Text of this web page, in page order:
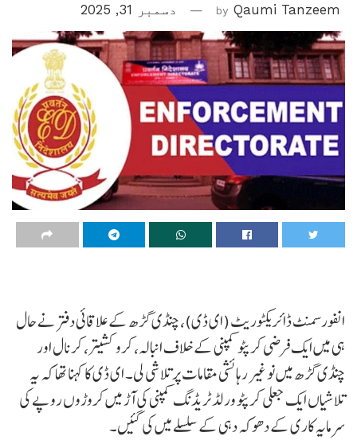
by Qaumi Tanzeem دسمبر 31, 2025
انفورسمنٹ ڈائریکٹوریٹ (ای ڈی)، چنڈی گڑھ کے علاقائی دفتر نے حال
ہی میں ایک فرضی کرپٹو کمپنی کے خلاف انبالہ، کروکشیتر، کرنال اور
چنڈی گڑھ میں نو غیر رہائشی مقامات پر تلاشی لی۔ ای ڈی کا کہنا تھا کہ یہ
تلاشیاں ایک جعلی کرپٹو ورلڈ ٹریڈنگ کمپنی کی آڑ میں کروڑوں روپے کی
سرمایہ کاری کے دھوکہ دہی کے سلسلے میں کی گئیں۔